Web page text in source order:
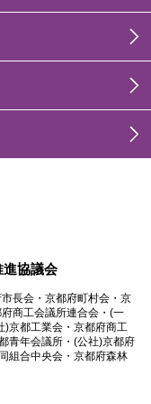
進協議会
長会・京都府町村会・京
商工会議所連合会・(一
)京都工業会・京都府商工
青年会議所・(公社)京都府
組合中央会・京都府森林